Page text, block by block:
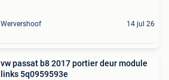
Wervershoof 14 jul 26
vw passat b8 2017 portier deur module
links 5q0959593e